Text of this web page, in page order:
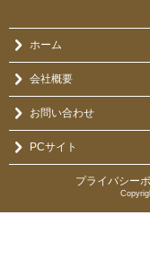
ホーム
会社概要
お問い合わせ
PCサイト
プライバシー